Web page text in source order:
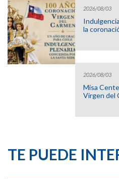
2026/08/03
la
2026/08/03
Misa
Virgen del
TE PUEDE